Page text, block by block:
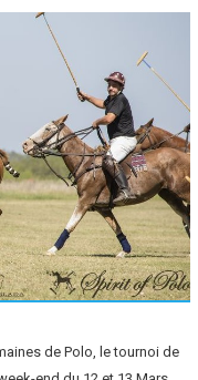
de Polo, le tournoi de